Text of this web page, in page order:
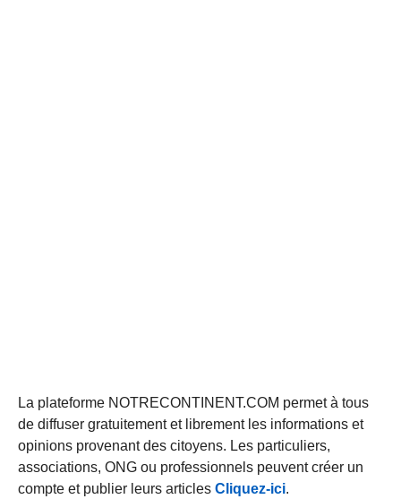
La plateforme NOTRECONTINENT.COM permet à tous
de diffuser gratuitement et librement les informations et
opinions provenant des citoyens. Les particuliers,
associations, ONG ou professionnels peuvent créer un
compte et publier leurs articles Cliquez-ici.